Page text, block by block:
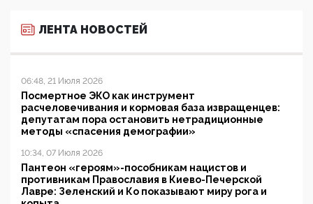
ЛЕНТА НОВОСТЕЙ
06:48, 21 Июля 2026
Посмертное ЭКО как инструмент
расчеловечивания и кормовая база извращенцев:
депутатам пора остановить нетрадиционные
методы «спасения демографии»
10:34, 07 Июля 2026
Пантеон «героям»-пособникам нацистов и
противникам Православия в Киево-Печерской
Лавре: Зеленский и Ко показывают миру рога и